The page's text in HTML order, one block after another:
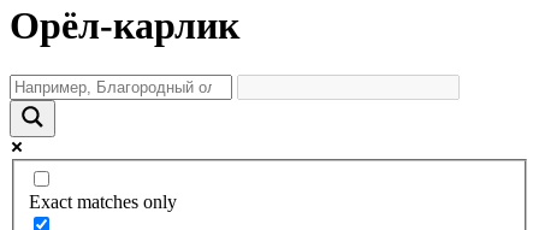
Орёл-карлик
Exact matches only